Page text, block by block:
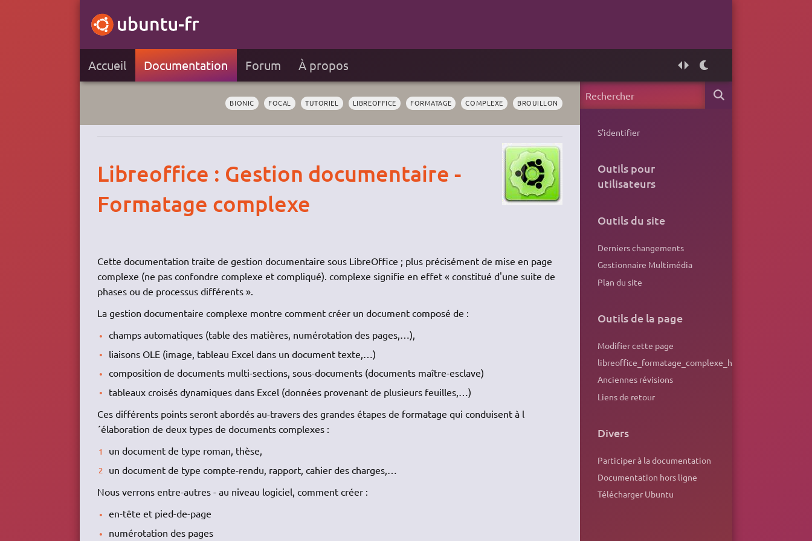
Accueil Documentation Forum À propos
BIONIC FOCAL TUTORIEL LIBREOFFICE FORMATAGE COMPLEXE BROUILLON
Libreoffice : Gestion documentaire -
Formatage complexe
Cette documentation traite de gestion documentaire sous LibreOffice ; plus précisément de mise en page
complexe (ne pas confondre complexe et compliqué). complexe signifie en effet « constitué d'une suite de
phases ou de processus différents ».
La gestion documentaire complexe montre comment créer un document composé de :
champs automatiques (table des matières, numérotation des pages,…),
liaisons OLE (image, tableau Excel dans un document texte,…)
composition de documents multi-sections, sous-documents (documents maître-esclave)
tableaux croisés dynamiques dans Excel (données provenant de plusieurs feuilles,…)
Ces différents points seront abordés au-travers des grandes étapes de formatage qui conduisent à l
´élaboration de deux types de documents complexes :
un document de type roman, thèse,
un document de type compte-rendu, rapport, cahier des charges,…
Nous verrons entre-autres - au niveau logiciel, comment créer :
en-tête et pied-de-page
numérotation des pages
S'identifier
Outils pour
utilisateurs
Outils du site
Derniers changements
Gestionnaire Multimédia
Plan du site
Outils de la page
Modifier cette page
libreoffice_formatage_complexe_hierarchie
Anciennes révisions
Liens de retour
Divers
Participer à la documentation
Documentation hors ligne
Télécharger Ubuntu